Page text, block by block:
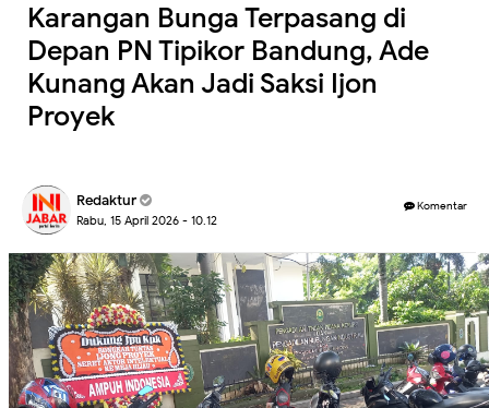
Karangan Bunga Terpasang di
Depan PN Tipikor Bandung, Ade
Kunang Akan Jadi Saksi Ijon
Proyek
Redaktur
Rabu, 15 April 2026 - 10.12
Komentar